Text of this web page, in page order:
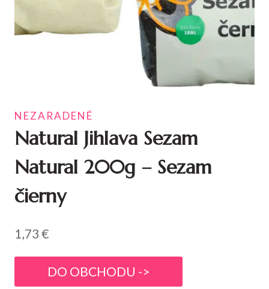
NEZARADENÉ
Natural Jihlava Sezam
Natural 200g – Sezam
čierny
1,73€
DO OBCHODU ->